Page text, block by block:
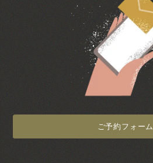
ご予約フォーム